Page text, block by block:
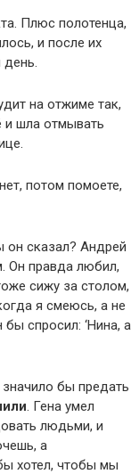
Плюс полотенца,
и после их
день.
на отжиме так,
и шла отмывать
потом помоете,
он сказал? Андрей
Он правда любил,
сижу за столом,
я смеюсь, а не
спросил: ‘Нина, а
значило бы предать
. Гена умел
людьми, и
а
хотел, чтобы мы